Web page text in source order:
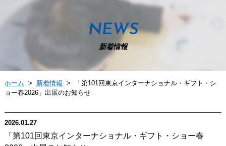
NEWS
新着情報
ホーム > 新着情報 > 「第101回東京インターナショナル・ギフト・シ
ョー春2026」出展のお知らせ
2026.01.27
「第101回東京インターナショナル・ギフト・ショー春